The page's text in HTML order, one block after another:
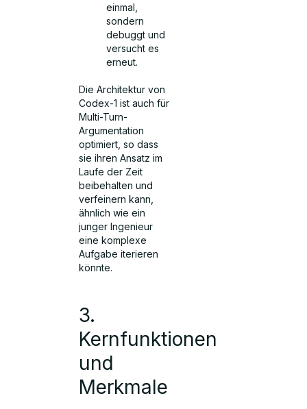
einmal,
sondern
debuggt und
versucht es
erneut.
Die Architektur von
Codex-1 ist auch für
Multi-Turn-
Argumentation
optimiert, so dass
sie ihren Ansatz im
Laufe der Zeit
beibehalten und
verfeinern kann,
ähnlich wie ein
junger Ingenieur
eine komplexe
Aufgabe iterieren
könnte.
3.
Kernfunktionen
und
Merkmale